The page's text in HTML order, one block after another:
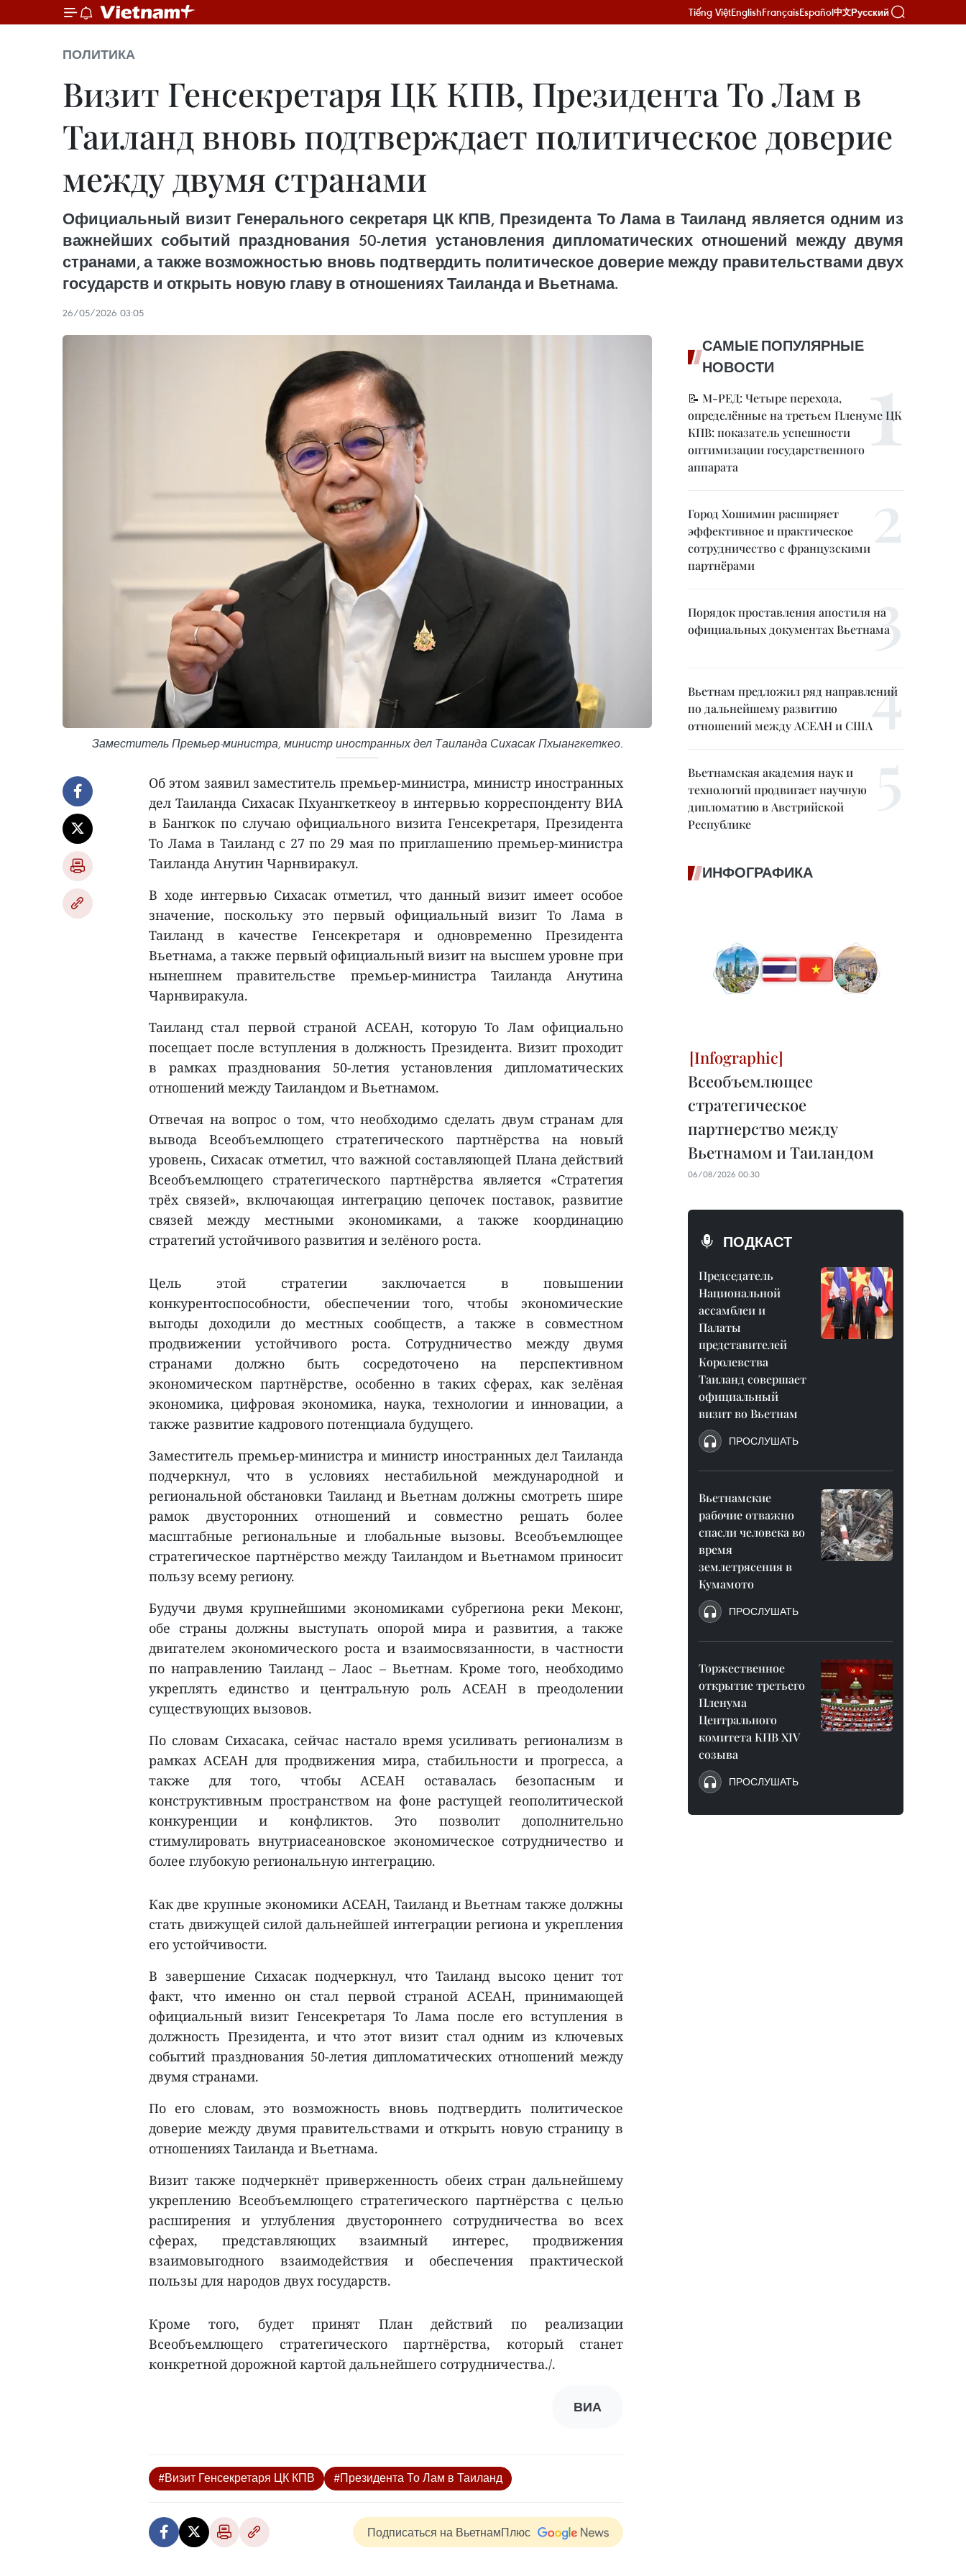
Tiếng ViệtEnglishFrançaisEspañol中文Русский
ПОЛИТИКА
Визит Генсекретаря ЦК КПВ, Президента То Лам в
Таиланд вновь подтверждает политическое доверие
между двумя странами
Официальный визит Генерального секретаря ЦК КПВ, Президента То Лама в Таиланд является одним из
важнейших событий празднования 50-летия установления дипломатических отношений между двумя
странами, а также возможностью вновь подтвердить политическое доверие между правительствами двух
государств и открыть новую главу в отношениях Таиланда и Вьетнама.
26/05/2026 03:05
Заместитель Премьер-министра, министр иностранных дел Таиланда Сихасак Пхыангкеткео.
Об этом заявил заместитель премьер-министра, министр иностранных
дел Таиланда Сихасак Пхуангкеткеоу в интервью корреспонденту ВИА
в Бангкок по случаю официального визита Генсекретаря, Президента
То Лама в Таиланд с 27 по 29 мая по приглашению премьер-министра
Таиланда Анутин Чарнвиракул.
В ходе интервью Сихасак отметил, что данный визит имеет особое
значение, поскольку это первый официальный визит То Лама в
Таиланд в качестве Генсекретаря и одновременно Президента
Вьетнама, а также первый официальный визит на высшем уровне при
нынешнем правительстве премьер-министра Таиланда Анутина
Чарнвиракула.
Таиланд стал первой страной АСЕАН, которую То Лам официально
посещает после вступления в должность Президента. Визит проходит
в рамках празднования 50-летия установления дипломатических
отношений между Таиландом и Вьетнамом.
Отвечая на вопрос о том, что необходимо сделать двум странам для
вывода Всеобъемлющего стратегического партнёрства на новый
уровень, Сихасак отметил, что важной составляющей Плана действий
Всеобъемлющего стратегического партнёрства является «Стратегия
трёх связей», включающая интеграцию цепочек поставок, развитие
связей между местными экономиками, а также координацию
стратегий устойчивого развития и зелёного роста.
Цель этой стратегии заключается в повышении
конкурентоспособности, обеспечении того, чтобы экономические
выгоды доходили до местных сообществ, а также в совместном
продвижении устойчивого роста. Сотрудничество между двумя
странами должно быть сосредоточено на перспективном
экономическом партнёрстве, особенно в таких сферах, как зелёная
экономика, цифровая экономика, наука, технологии и инновации, а
также развитие кадрового потенциала будущего.
Заместитель премьер-министра и министр иностранных дел Таиланда
подчеркнул, что в условиях нестабильной международной и
региональной обстановки Таиланд и Вьетнам должны смотреть шире
рамок двусторонних отношений и совместно решать более
масштабные региональные и глобальные вызовы. Всеобъемлющее
стратегическое партнёрство между Таиландом и Вьетнамом приносит
пользу всему региону.
Будучи двумя крупнейшими экономиками субрегиона реки Меконг,
обе страны должны выступать опорой мира и развития, а также
двигателем экономического роста и взаимосвязанности, в частности
по направлению Таиланд – Лаос – Вьетнам. Кроме того, необходимо
укреплять единство и центральную роль АСЕАН в преодолении
существующих вызовов.
По словам Сихасака, сейчас настало время усиливать регионализм в
рамках АСЕАН для продвижения мира, стабильности и прогресса, а
также для того, чтобы АСЕАН оставалась безопасным и
конструктивным пространством на фоне растущей геополитической
конкуренции и конфликтов. Это позволит дополнительно
стимулировать внутриасеановское экономическое сотрудничество и
более глубокую региональную интеграцию.
Как две крупные экономики АСЕАН, Таиланд и Вьетнам также должны
стать движущей силой дальнейшей интеграции региона и укрепления
его устойчивости.
В завершение Сихасак подчеркнул, что Таиланд высоко ценит тот
факт, что именно он стал первой страной АСЕАН, принимающей
официальный визит Генсекретаря То Лама после его вступления в
должность Президента, и что этот визит стал одним из ключевых
событий празднования 50-летия дипломатических отношений между
двумя странами.
По его словам, это возможность вновь подтвердить политическое
доверие между двумя правительствами и открыть новую страницу в
отношениях Таиланда и Вьетнама.
Визит также подчеркнёт приверженность обеих стран дальнейшему
укреплению Всеобъемлющего стратегического партнёрства с целью
расширения и углубления двустороннего сотрудничества во всех
сферах, представляющих взаимный интерес, продвижения
взаимовыгодного взаимодействия и обеспечения практической
пользы для народов двух государств.
Кроме того, будет принят План действий по реализации
Всеобъемлющего стратегического партнёрства, который станет
конкретной дорожной картой дальнейшего сотрудничества./.
ВИА
#Визит Генсекретаря ЦК КПВ #Президента То Лам в Таиланд
Подписаться на ВьетнамПлюс
САМЫЕ ПОПУЛЯРНЫЕ
НОВОСТИ
📝 М-РЕД: Четыре перехода,
определённые на третьем Пленуме ЦК
КПВ: показатель успешности
оптимизации государственного
аппарата
Город Хошимин расширяет
эффективное и практическое
сотрудничество с французскими
партнёрами
Порядок проставления апостиля на
официальных документах Вьетнама
Вьетнам предложил ряд направлений
по дальнейшему развитию
отношений между АСЕАН и США
Вьетнамская академия наук и
технологий продвигает научную
дипломатию в Австрийской
Республике
ИНФОГРАФИКА
Всеобъемлющее
стратегическое
партнерство между
Вьетнамом и Таиландом
06/08/2026 00:30
ПОДКАСТ
Председатель
Национальной
ассамблеи и
Палаты
представителей
Королевства
Таиланд совершает
официальный
визит во Вьетнам
ПРОСЛУШАТЬ
Вьетнамские
рабочие отважно
спасли человека во
время
землетрясения в
Кумамото
ПРОСЛУШАТЬ
Торжественное
открытие третьего
Пленума
Центрального
комитета КПВ XIV
созыва
ПРОСЛУШАТЬ